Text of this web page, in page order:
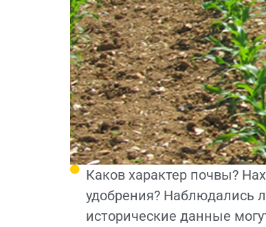
Каков характер почвы?
удобрения? Наблюдались
исторические данные